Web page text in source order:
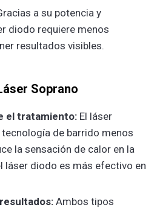
a su potencia y
diodo requiere menos
resultados visibles.
Soprano
el tratamiento: El láser
de barrido menos
la sensación de calor en la
láser diodo es más efectivo en
Ambos tipos